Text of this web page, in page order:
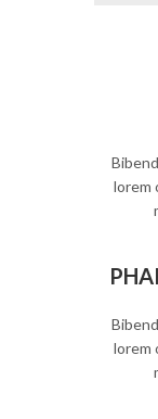
lorem
lorem